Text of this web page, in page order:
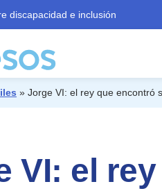
discapacidad e inclusión
» Jorge VI: el rey que encontró
VI: el